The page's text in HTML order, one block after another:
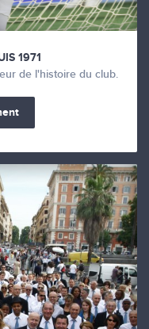
1971
de l'histoire du club.